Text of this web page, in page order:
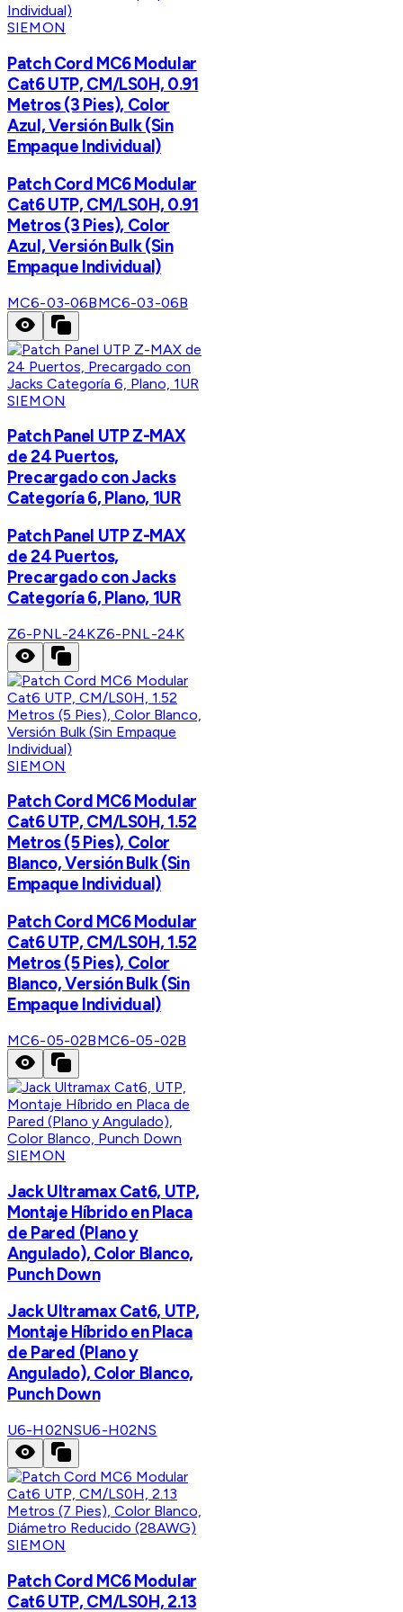
SIEMON
Patch Cord MC6 Modular
Cat6 UTP, CM/LS0H, 0.91
Metros (3 Pies), Color
Azul, Versión Bulk (Sin
Empaque Individual)
Patch Cord MC6 Modular
Cat6 UTP, CM/LS0H, 0.91
Metros (3 Pies), Color
Azul, Versión Bulk (Sin
Empaque Individual)
MC6-03-06BMC6-03-06B
SIEMON
Patch Panel UTP Z-MAX
de 24 Puertos,
Precargado con Jacks
Categoría 6, Plano, 1UR
Patch Panel UTP Z-MAX
de 24 Puertos,
Precargado con Jacks
Categoría 6, Plano, 1UR
Z6-PNL-24KZ6-PNL-24K
SIEMON
Patch Cord MC6 Modular
Cat6 UTP, CM/LS0H, 1.52
Metros (5 Pies), Color
Blanco, Versión Bulk (Sin
Empaque Individual)
Patch Cord MC6 Modular
Cat6 UTP, CM/LS0H, 1.52
Metros (5 Pies), Color
Blanco, Versión Bulk (Sin
Empaque Individual)
MC6-05-02BMC6-05-02B
SIEMON
Jack Ultramax Cat6, UTP,
Montaje Híbrido en Placa
de Pared (Plano y
Angulado), Color Blanco,
Punch Down
Jack Ultramax Cat6, UTP,
Montaje Híbrido en Placa
de Pared (Plano y
Angulado), Color Blanco,
Punch Down
U6-H02NSU6-H02NS
SIEMON
Patch Cord MC6 Modular
Cat6 UTP, CM/LS0H, 2.13